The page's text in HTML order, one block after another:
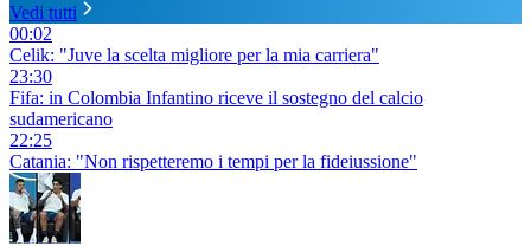
Vedi tutti
00:02
Celik: "Juve la scelta migliore per la mia carriera"
23:30
Fifa: in Colombia Infantino riceve il sostegno del calcio
sudamericano
22:25
Catania: "Non rispetteremo i tempi per la fideiussione"